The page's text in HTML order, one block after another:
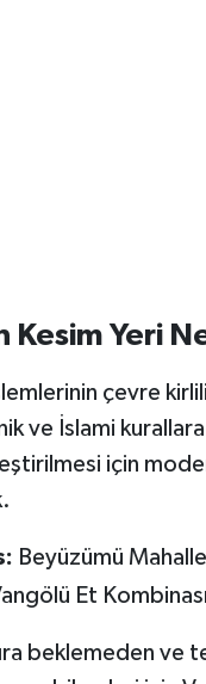
Kesim Yeri
çevre
ve İslami
için
Beyüzümü
Et Kombinası
beklemeden ve